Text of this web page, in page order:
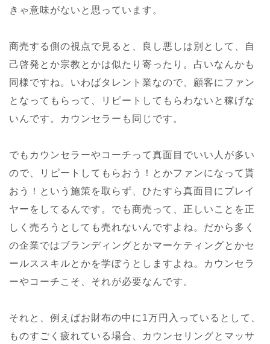
きゃ意味がないと思っています。
商売する側の視点で見ると、良し悪しは別として、自
己啓発とか宗教とかは似たり寄ったり。占いなんかも
同様ですね。いわばタレント業なので、顧客にファン
となってもらって、リピートしてもらわないと稼げな
いんです。カウンセラーも同じです。
でもカウンセラーやコーチって真面目でいい人が多い
ので、リピートしてもらおう！とかファンになって貰
おう！という施策を取らず、ひたすら真面目にプレイ
ヤーをしてるんです。でも商売って、正しいことを正
しく売ろうとしても売れないんですよね。だから多く
の企業ではブランディングとかマーケティングとかセ
ールススキルとかを学ぼうとしますよね。カウンセラ
ーやコーチこそ、それが必要なんです。
それと、例えばお財布の中に1万円入っているとして、
ものすごく疲れている場合、カウンセリングとマッサ